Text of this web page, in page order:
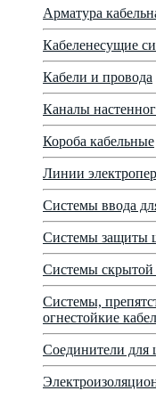
Арматура
Кабеленесущие
Кабели и провода
Каналы
Короба кабельные
Линии
Системы ввода
Системы защиты
Системы
Системы,
огнестойкие
Соединители для